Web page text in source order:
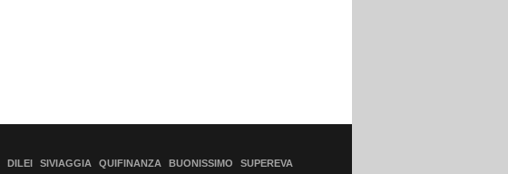
DILEI SIVIAGGIA QUIFINANZA BUONISSIMO SUPEREVA